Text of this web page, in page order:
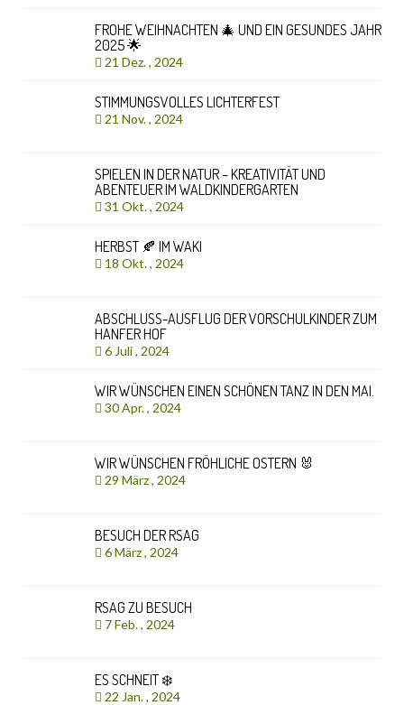
FROHE WEIHNACHTEN 🎄 UND EIN GESUNDES JAHR
2025 🌟
21 Dez. , 2024
STIMMUNGSVOLLES LICHTERFEST
21 Nov. , 2024
SPIELEN IN DER NATUR – KREATIVITÄT UND
ABENTEUER IM WALDKINDERGARTEN
31 Okt. , 2024
HERBST 🍂 IM WAKI
18 Okt. , 2024
ABSCHLUSS-AUSFLUG DER VORSCHULKINDER ZUM
HANFER HOF
6 Juli , 2024
WIR WÜNSCHEN EINEN SCHÖNEN TANZ IN DEN MAI.
30 Apr. , 2024
WIR WÜNSCHEN FRÖHLICHE OSTERN 🐰
29 März , 2024
BESUCH DER RSAG
6 März , 2024
RSAG ZU BESUCH
7 Feb. , 2024
ES SCHNEIT ❄️
22 Jan. , 2024